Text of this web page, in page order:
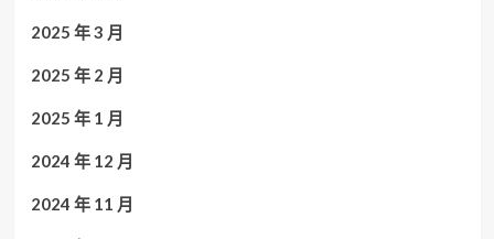
2025 年 3 月
2025 年 2 月
2025 年 1 月
2024 年 12 月
2024 年 11 月